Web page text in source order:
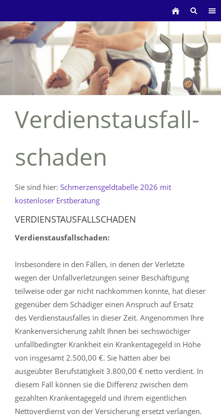
Verdienstausfall-
schaden
Sie sind hier: Schmerzensgeldtabelle 2026 mit
kostenloser Erstberatung
VERDIENSTAUSFALLSCHADEN
Verdienstausfallschaden:
Insbesondere in den Fällen, in denen der Verletzte
wegen der Unfallverletzungen seiner Beschäftigung
teilweise oder gar nicht nachkommen konnte, hat dieser
gegenüber dem Schädiger einen Anspruch auf Ersatz
des Verdienstausfalles in dieser Zeit. Angenommen Ihre
Krankenversicherung zahlt Ihnen bei sechswöchiger
unfallbedingter Krankheit ein Krankentagegeld in Höhe
von insgesamt 2.500,00 €. Sie hätten aber bei
ausgeübter Berufstätigkeit 3.800,00 € netto verdient. In
diesem Fall können sie die Differenz zwischen dem
gezahlten Krankentagegeld und ihrem eigentlichen
Nettoverdienst von der Versicherung ersetzt verlangen.